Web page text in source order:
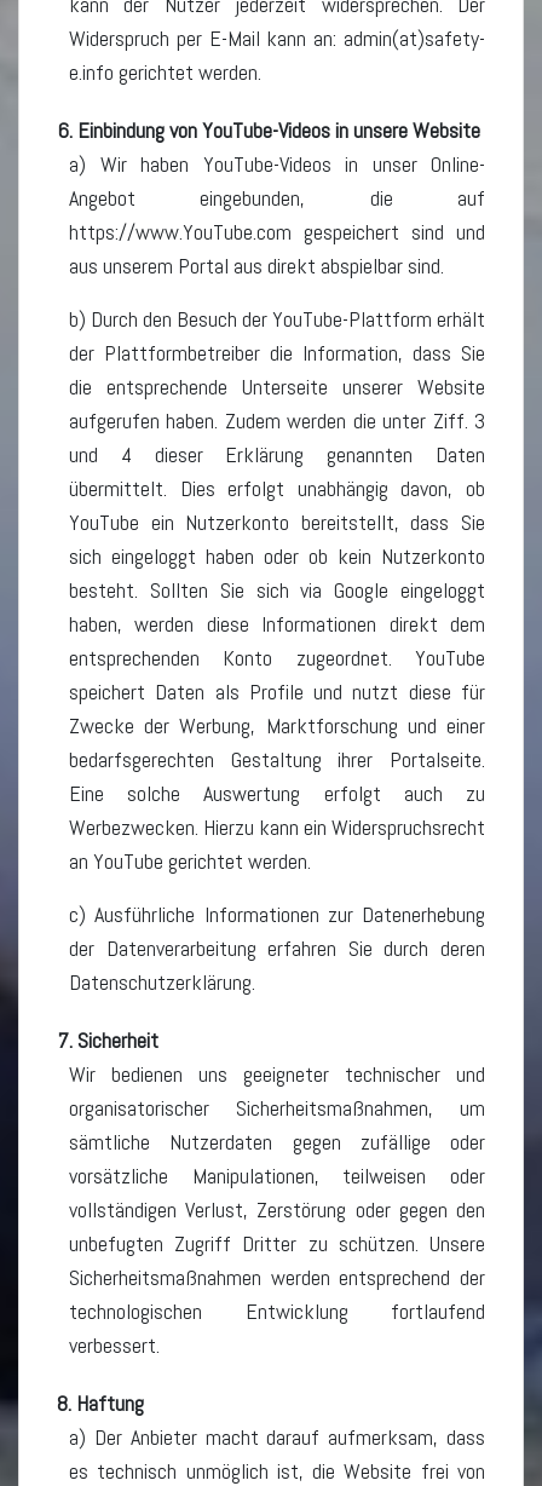
Widerspruch per E-Mail kann an: admin(at)safety-
e.info gerichtet werden.
6. Einbindung von YouTube-Videos in unsere Website
a) Wir haben YouTube-Videos in unser Online-
Angebot eingebunden, die auf
https://www.YouTube.com gespeichert sind und
aus unserem Portal aus direkt abspielbar sind.
b) Durch den Besuch der YouTube-Plattform erhält
der Plattformbetreiber die Information, dass Sie
die entsprechende Unterseite unserer Website
aufgerufen haben. Zudem werden die unter Ziff. 3
und 4 dieser Erklärung genannten Daten
übermittelt. Dies erfolgt unabhängig davon, ob
YouTube ein Nutzerkonto bereitstellt, dass Sie
sich eingeloggt haben oder ob kein Nutzerkonto
besteht. Sollten Sie sich via Google eingeloggt
haben, werden diese Informationen direkt dem
entsprechenden Konto zugeordnet. YouTube
speichert Daten als Profile und nutzt diese für
Zwecke der Werbung, Marktforschung und einer
bedarfsgerechten Gestaltung ihrer Portalseite.
Eine solche Auswertung erfolgt auch zu
Werbezwecken. Hierzu kann ein Widerspruchsrecht
an YouTube gerichtet werden.
c) Ausführliche Informationen zur Datenerhebung
der Datenverarbeitung erfahren Sie durch deren
Datenschutzerklärung.
7. Sicherheit
Wir bedienen uns geeigneter technischer und
organisatorischer Sicherheitsmaßnahmen, um
sämtliche Nutzerdaten gegen zufällige oder
vorsätzliche Manipulationen, teilweisen oder
vollständigen Verlust, Zerstörung oder gegen den
unbefugten Zugriff Dritter zu schützen. Unsere
Sicherheitsmaßnahmen werden entsprechend der
technologischen Entwicklung fortlaufend
verbessert.
8. Haftung
a) Der Anbieter macht darauf aufmerksam, dass
es technisch unmöglich ist, die Website frei von